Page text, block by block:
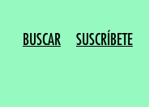
BUSCAR SUSCRÍBETE